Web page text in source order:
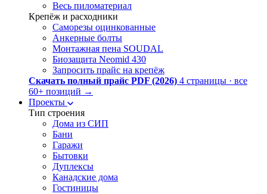
Весь пиломатериал
Крепёж и расходники
Саморезы оцинкованные
Анкерные болты
Монтажная пена SOUDAL
Биозащита Neomid 430
Запросить прайс на крепёж
Скачать полный прайс PDF (2026) 4 страницы · все
60+ позиций →
Проекты
Тип строения
Дома из СИП
Бани
Гаражи
Бытовки
Дуплексы
Канадские дома
Гостиницы